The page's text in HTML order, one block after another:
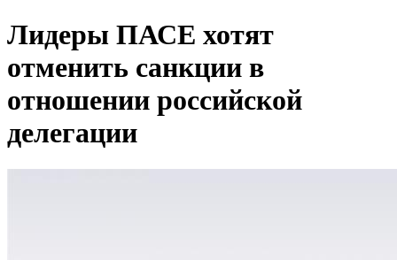
Лидеры ПАСЕ хотят
отменить санкции в
отношении российской
делегации